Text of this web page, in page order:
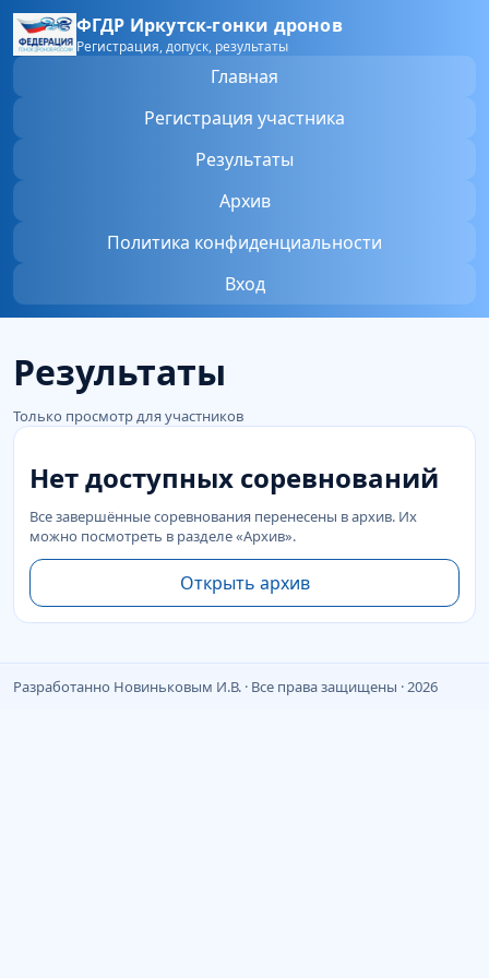
ФГДР Иркутск-гонки дронов
Регистрация, допуск, результаты
Главная
Регистрация участника
Результаты
Архив
Политика конфиденциальности
Вход
Результаты
Только просмотр для участников
Нет доступных соревнований
Все завершённые соревнования перенесены в архив. Их
можно посмотреть в разделе «Архив».
Открыть архив
Разработанно Новиньковым И.В. · Все права защищены · 2026